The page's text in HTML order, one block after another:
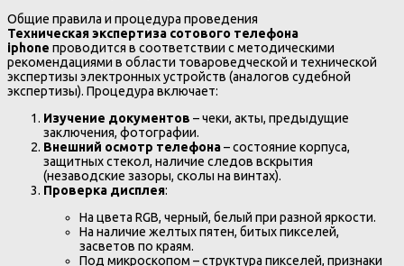
Общие правила и процедура проведения
Техническая экспертиза сотового телефона
iphone проводится в соответствии с методическими
рекомендациями в области товароведческой и технической
экспертизы электронных устройств (аналогов судебной
экспертизы). Процедура включает:
Изучение документов – чеки, акты, предыдущие
заключения, фотографии.
Внешний осмотр телефона– состояние корпуса,
защитных стекол, наличие следов вскрытия
(незаводские зазоры, сколы на винтах).
Проверка дисплея:
На цвета RGB, черный, белый при разной яркости.
На наличие желтых пятен, битых пикселей,
засветов по краям.
Под микроскопом – структура пикселей, признаки